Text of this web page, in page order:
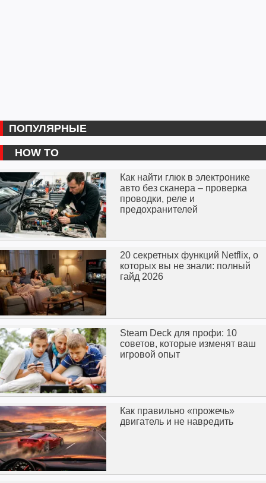
ПОПУЛЯРНЫЕ
HOW TO
Как найти глюк в электронике
авто без сканера – проверка
проводки, реле и
предохранителей
20 секретных функций Netflix, о
которых вы не знали: полный
гайд 2026
Steam Deck для профи: 10
советов, которые изменят ваш
игровой опыт
Как правильно «прожечь»
двигатель и не навредить